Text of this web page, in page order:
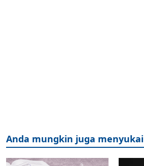
Anda mungkin juga menyukai